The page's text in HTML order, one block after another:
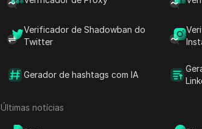
Verificador de Shadowban do
Twitter
Gerador de hashtags com IA
Últimas notícias
gerente de mídia social supervisionando
antidetecção confiável é essencial.
solução popular, pode não ser
para 2025 que oferecem melhor
Por que o Multilogin fica